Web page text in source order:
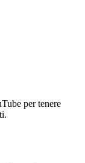
per tenere